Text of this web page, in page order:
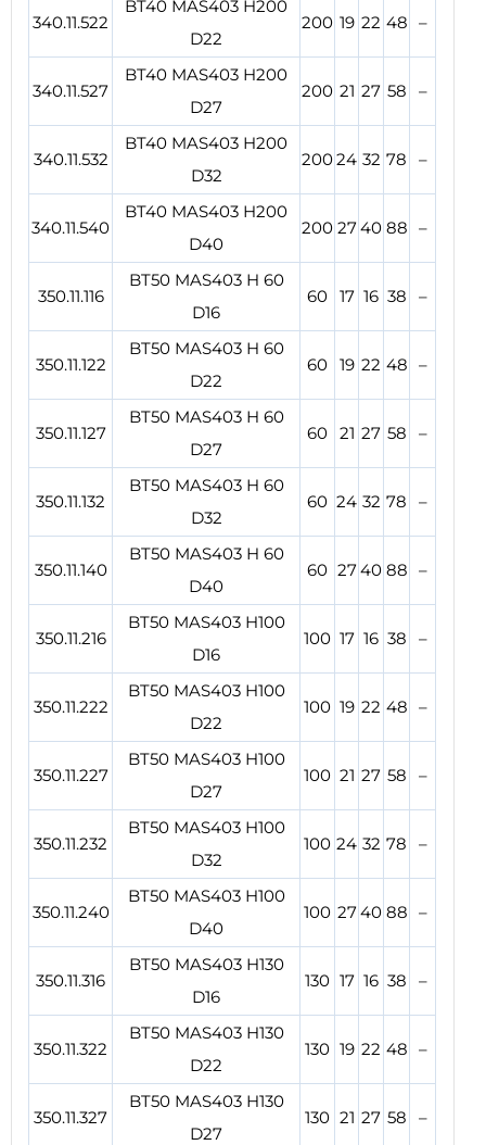
340.11.522
BT40 MAS403 H200
D22
200 19 22 48 –
340.11.527
BT40 MAS403 H200
D27
200 21 27 58 –
340.11.532
BT40 MAS403 H200
D32
20024 32 78 –
340.11.540
BT40 MAS403 H200
D40
200 2740 88 –
350.11.116
BT50 MAS403 H 60
D16
60 17 16 38 –
350.11.122
BT50 MAS403 H 60
D22
60 19 22 48 –
350.11.127
BT50 MAS403 H 60
D27
60 21 27 58 –
350.11.132
BT50 MAS403 H 60
D32
60 24 32 78 –
350.11.140
BT50 MAS403 H 60
D40
60 2740 88 –
350.11.216
BT50 MAS403 H100
D16
100 17 16 38 –
350.11.222
BT50 MAS403 H100
D22
100 19 22 48 –
350.11.227
BT50 MAS403 H100
D27
100 21 27 58 –
350.11.232
BT50 MAS403 H100
D32
100 24 32 78 –
350.11.240
BT50 MAS403 H100
D40
100 2740 88 –
350.11.316
BT50 MAS403 H130
D16
130 17 16 38 –
350.11.322
BT50 MAS403 H130
D22
130 19 22 48 –
350.11.327
BT50 MAS403 H130
D27
130 21 27 58 –